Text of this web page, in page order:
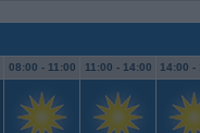
08:00 - 11:00 11:00 - 14:00 14:00 -